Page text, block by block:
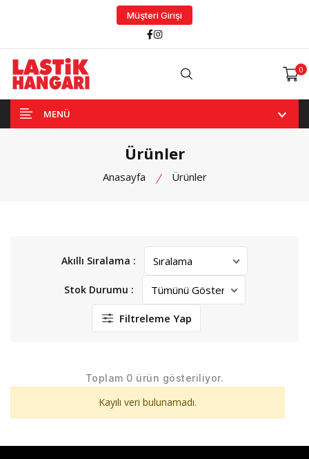
Müşteri Girişi
Facebook
Instagram
0
MENÜ
Ürünler
Anasayfa Ürünler
Akıllı Sıralama :
Stok Durumu :
Filtreleme Yap
Toplam 0 ürün gösteriliyor.
Kayılı veri bulunamadı.